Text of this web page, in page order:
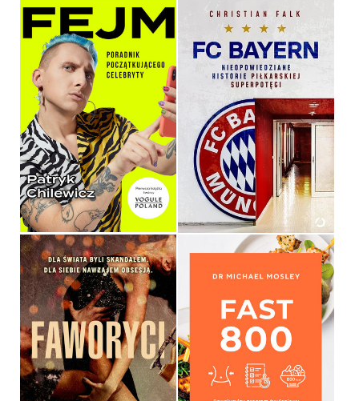
FEJM
PATRYK CHILEWICZ
OPRAWA MIĘKKA ZE SKRZYDEŁKAMI
39,90 ZŁ
FC BAYERN
CHRISTIAN FALK
OPRAWA TWARDA
49,99 ZŁ
FAWORYCI
LAYNE FARGO
OPRAWA MIĘKKA
FAST 800
MICHAEL MOSLEY
OPRAWA MIĘKKA ZE SKRZYDEŁKAMI